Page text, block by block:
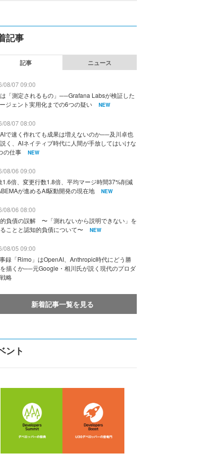
記事
記事 ニュース
08/07 09:00
「測定されるもの」──Grafana Labsが検証した
ジェント実用化までの6つの疑い
NEW
08/07 08:00
で速く作れても成果は増えないのか──及川卓也
く、AIネイティブ時代に人間が手放してはいけな
の仕事
NEW
08/06 09:00
1.6倍、変更行数1.8倍、平均マージ時間37%削減
が進めるAI駆動開発の現在地
NEW
08/06 08:00
負債の誤解 〜「測れないから説明できない」を
ことと認知的負債について〜
NEW
08/05 09:00
録「Rimo」はOpenAI、Anthropic時代にどう勝
描くか──元Google・相川氏が説く現代のプロダ
略
新着記事一覧を見る
ント